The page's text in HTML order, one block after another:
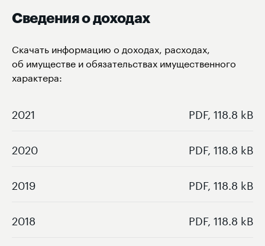
Сведения о доходах
Скачать информацию о доходах, расходах,
об имуществе и обязательствах имущественного
характера:
2021 PDF, 118.8 kB
2020 PDF, 118.8 kB
2019 PDF, 118.8 kB
2018 PDF, 118.8 kB